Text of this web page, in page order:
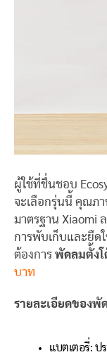
ผู้ใช้ที่ชื่นชอบ
จะเลือกรุ่นนี้ คุณภ
มาตรฐาน Xiaomi
การพับเก็บและยืด
ต้องการ พัดลมตั้งโ
บาท
รายละเอียดของพั
แบตเตอรี่: ป